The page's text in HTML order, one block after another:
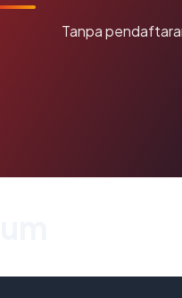
Tanpa